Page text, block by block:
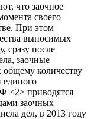
что заочное
своего
При этом
выносимых
сразу после
заочные
количеству
единого
<2> приводятся
заочных
дел, в 2013 году